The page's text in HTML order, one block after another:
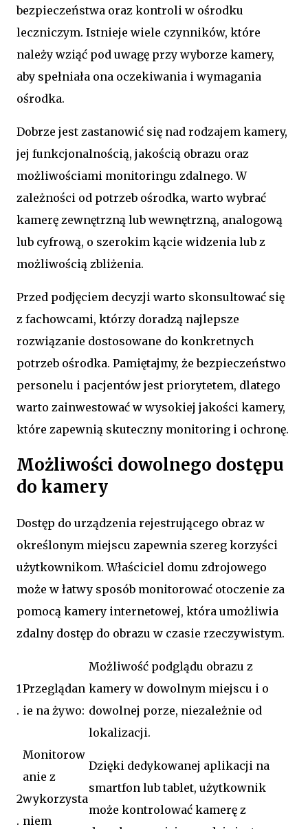
bezpieczeństwa oraz kontroli w ośrodku
leczniczym. Istnieje wiele czynników, które
należy wziąć pod uwagę przy wyborze kamery,
aby spełniała ona oczekiwania i wymagania
ośrodka.
Dobrze jest zastanowić się nad rodzajem kamery,
jej funkcjonalnością, jakością obrazu oraz
możliwościami monitoringu zdalnego. W
zależności od potrzeb ośrodka, warto wybrać
kamerę zewnętrzną lub wewnętrzną, analogową
lub cyfrową, o szerokim kącie widzenia lub z
możliwością zbliżenia.
Przed podjęciem decyzji warto skonsultować się
z fachowcami, którzy doradzą najlepsze
rozwiązanie dostosowane do konkretnych
potrzeb ośrodka. Pamiętajmy, że bezpieczeństwo
personelu i pacjentów jest priorytetem, dlatego
warto zainwestować w wysokiej jakości kamery,
które zapewnią skuteczny monitoring i ochronę.
Możliwości dowolnego dostępu
do kamery
Dostęp do urządzenia rejestrującego obraz w
określonym miejscu zapewnia szereg korzyści
użytkownikom. Właściciel domu zdrojowego
może w łatwy sposób monitorować otoczenie za
pomocą kamery internetowej, która umożliwia
zdalny dostęp do obrazu w czasie rzeczywistym.
1
.
Przeglądan
ie na żywo:
Możliwość podglądu obrazu z
kamery w dowolnym miejscu i o
dowolnej porze, niezależnie od
lokalizacji.
2
.
Monitorow
anie z
wykorzysta
niem
Dzięki dedykowanej aplikacji na
smartfon lub tablet, użytkownik
może kontrolować kamerę z